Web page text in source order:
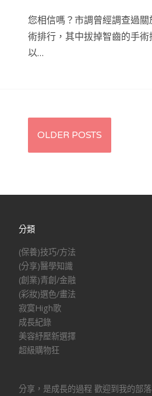
您相信嗎？市調曾經調查過
術排行，其中拔掉智齒的手
以…
Posts
navigation
OLDER POSTS
分類
(保養)技巧/方法
(分享)醫學知識
(創業)青創/金融
(彩妝)選色/畫法
寂寞High歌
成長紀錄
美容紓壓新選擇
超級購物狂
分享，是成長的過程 歡迎到我的部